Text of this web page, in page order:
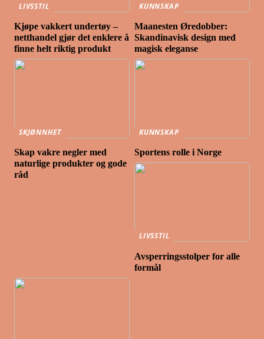
LIVSSTIL
Kjøpe vakkert undertøy –
netthandel gjør det enklere å
finne helt riktig produkt
KUNNSKAP
Maanesten Øredobber:
Skandinavisk design med
magisk eleganse
SKJØNNHET
Skap vakre negler med
naturlige produkter og gode
råd
KUNNSKAP
Sportens rolle i Norge
LIVSSTIL
Avsperringsstolper for alle
formål